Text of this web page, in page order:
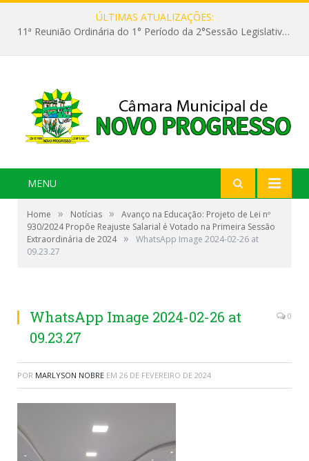
ÚLTIMAS ATUALIZAÇÕES:
11ª Reunião Ordinária do 1° Período da 2°Sessão Legislativa da 9ª Legislatura do Poder Legislativo
MENU
Home » Notícias »
Avanço na Educação: Projeto de Lei nº
930/2024 Propõe Reajuste Salarial é Votado na Primeira Sessão
Extraordinária de 2024 »
WhatsApp Image 2024-02-26 at
09.23.27
WhatsApp Image 2024-02-26 at
09.23.27
0
POR MARLYSON NOBRE EM 26 DE FEVEREIRO DE 2024